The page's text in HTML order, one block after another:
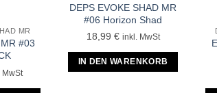
MR
#03
MwSt
DEPS EVOKE SHAD MR
#06 Horizon Shad
18,99 € inkl. MwSt
IN DEN WARENKORB